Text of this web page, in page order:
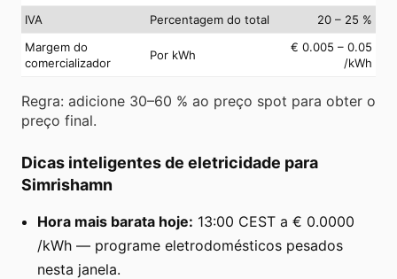
IVA
Percentagem do total
20 – 25 %
Margem do
comercializador
Por kWh
€ 0.005 – 0.05
/kWh
Regra: adicione 30–60 % ao preço spot para obter o
preço final.
Dicas inteligentes de eletricidade para
Simrishamn
Hora mais barata hoje: 13:00 CEST a € 0.0000
/kWh — programe eletrodomésticos pesados
nesta janela.